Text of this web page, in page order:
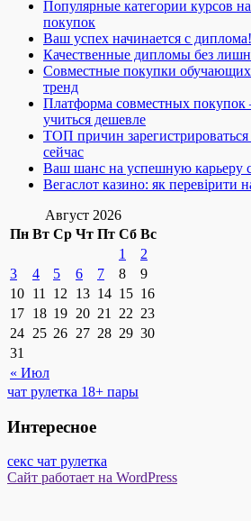
Популярные категории курсов
покупок
Ваш успех начинается с диплома!
Качественные дипломы без
Совместные покупки
тренд
Платформа совместных
учиться дешевле
ТОП причин
сейчас
Ваш шанс на успешную карьеру
Вегаслот казино: як перевірити
Август 2026
Пн Вт Ср Чт Пт Сб Вс
« Июл
1
2
3
4 5 6 7 8
9
10 11 12 13 14 15 16
17 18 19 20 21 22 23
24 25 26 27 28 29 30
31
чат рулетка 18+ пары
Интересное
секс чат рулетка
Сайт работает на WordPress